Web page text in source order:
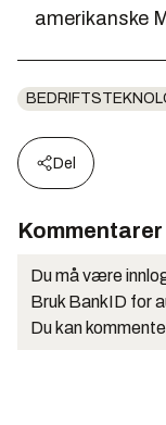
amerikanske
Del
Kommentarer
Du må være
Bruk BankID for
Du kan